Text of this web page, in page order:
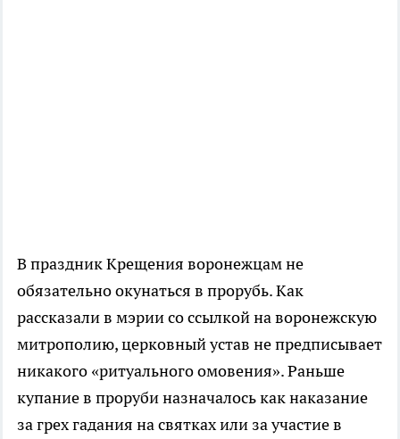
В праздник Крещения воронежцам не
обязательно окунаться в прорубь. Как
рассказали в мэрии со ссылкой на воронежскую
митрополию, церковный устав не предписывает
никакого «ритуального омовения». Раньше
купание в проруби назначалось как наказание
за грех гадания на святках или за участие в